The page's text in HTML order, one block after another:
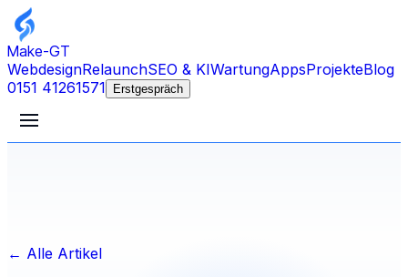
Make-GT
WebdesignRelaunchSEO & KIWartungAppsProjekteBlog
0151 41261571
Erstgespräch
← Alle Artikel